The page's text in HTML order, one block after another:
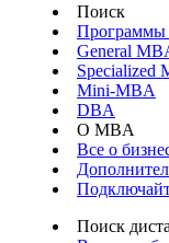
Поиск
General
Specialized
Mini-MBA
DBA
О MBA
Все о
Поиск